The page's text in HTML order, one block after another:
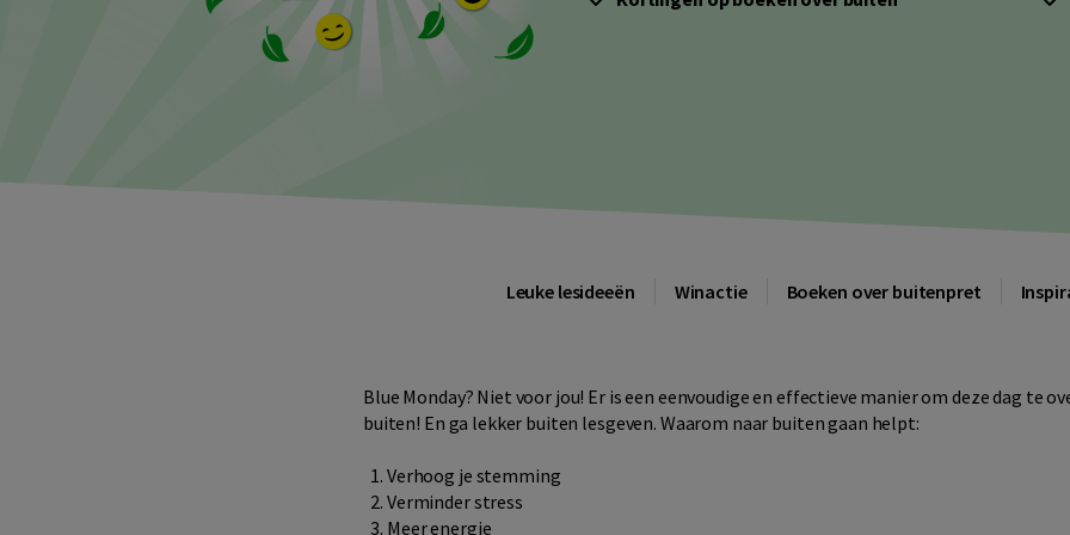
Leuke lesideeën Winactie Boeken over buitenpret
Blue Monday? Niet voor jou! Er is een eenvoudige en effectieve manier om deze dag te
buiten! En ga lekker buiten lesgeven. Waarom naar buiten gaan helpt:
Verhoog je stemming
Verminder stress
Meer energie